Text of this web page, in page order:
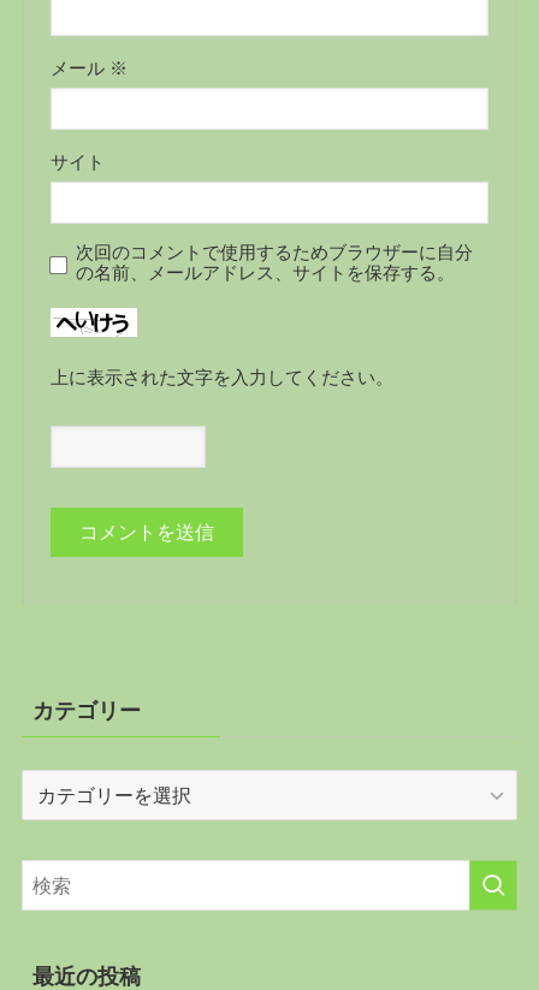
メール ※
サイト
次回のコメントで使用するためブラウザーに自分
の名前、メールアドレス、サイトを保存する。
上に表示された文字を入力してください。
カテゴリー
リ
最近の投稿